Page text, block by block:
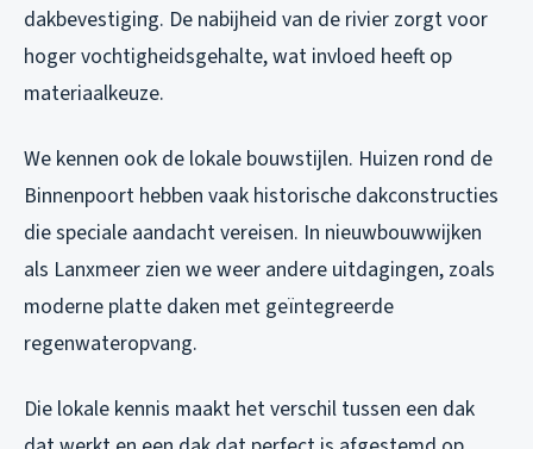
dakbevestiging. De nabijheid van de rivier zorgt voor
hoger vochtigheidsgehalte, wat invloed heeft op
materiaalkeuze.
We kennen ook de lokale bouwstijlen. Huizen rond de
Binnenpoort hebben vaak historische dakconstructies
die speciale aandacht vereisen. In nieuwbouwwijken
als Lanxmeer zien we weer andere uitdagingen, zoals
moderne platte daken met geïntegreerde
regenwateropvang.
Die lokale kennis maakt het verschil tussen een dak